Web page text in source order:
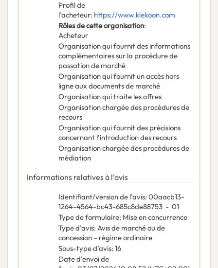
Profil de
l’acheteur: https://www.klekoon.com
Rôles de cette organisation:
Acheteur
Organisation qui fournit des informations
complémentaires sur la procédure de
passation de marché
Organisation qui fournit un accès hors
ligne aux documents de marché
Organisation qui traite les offres
Organisation chargée des procédures de
recours
Organisation qui fournit des précisions
concernant l’introduction des recours
Organisation chargée des procédures de
médiation
Informations relatives à l’avis
Identifiant/version de l’avis: 00aacb13-
1264-4564-bc43-685c8de88753 - 01
Type de formulaire: Mise en concurrence
Type d’avis: Avis de marché ou de
concession – régime ordinaire
Sous-type d’avis: 16
Date d’envoi de